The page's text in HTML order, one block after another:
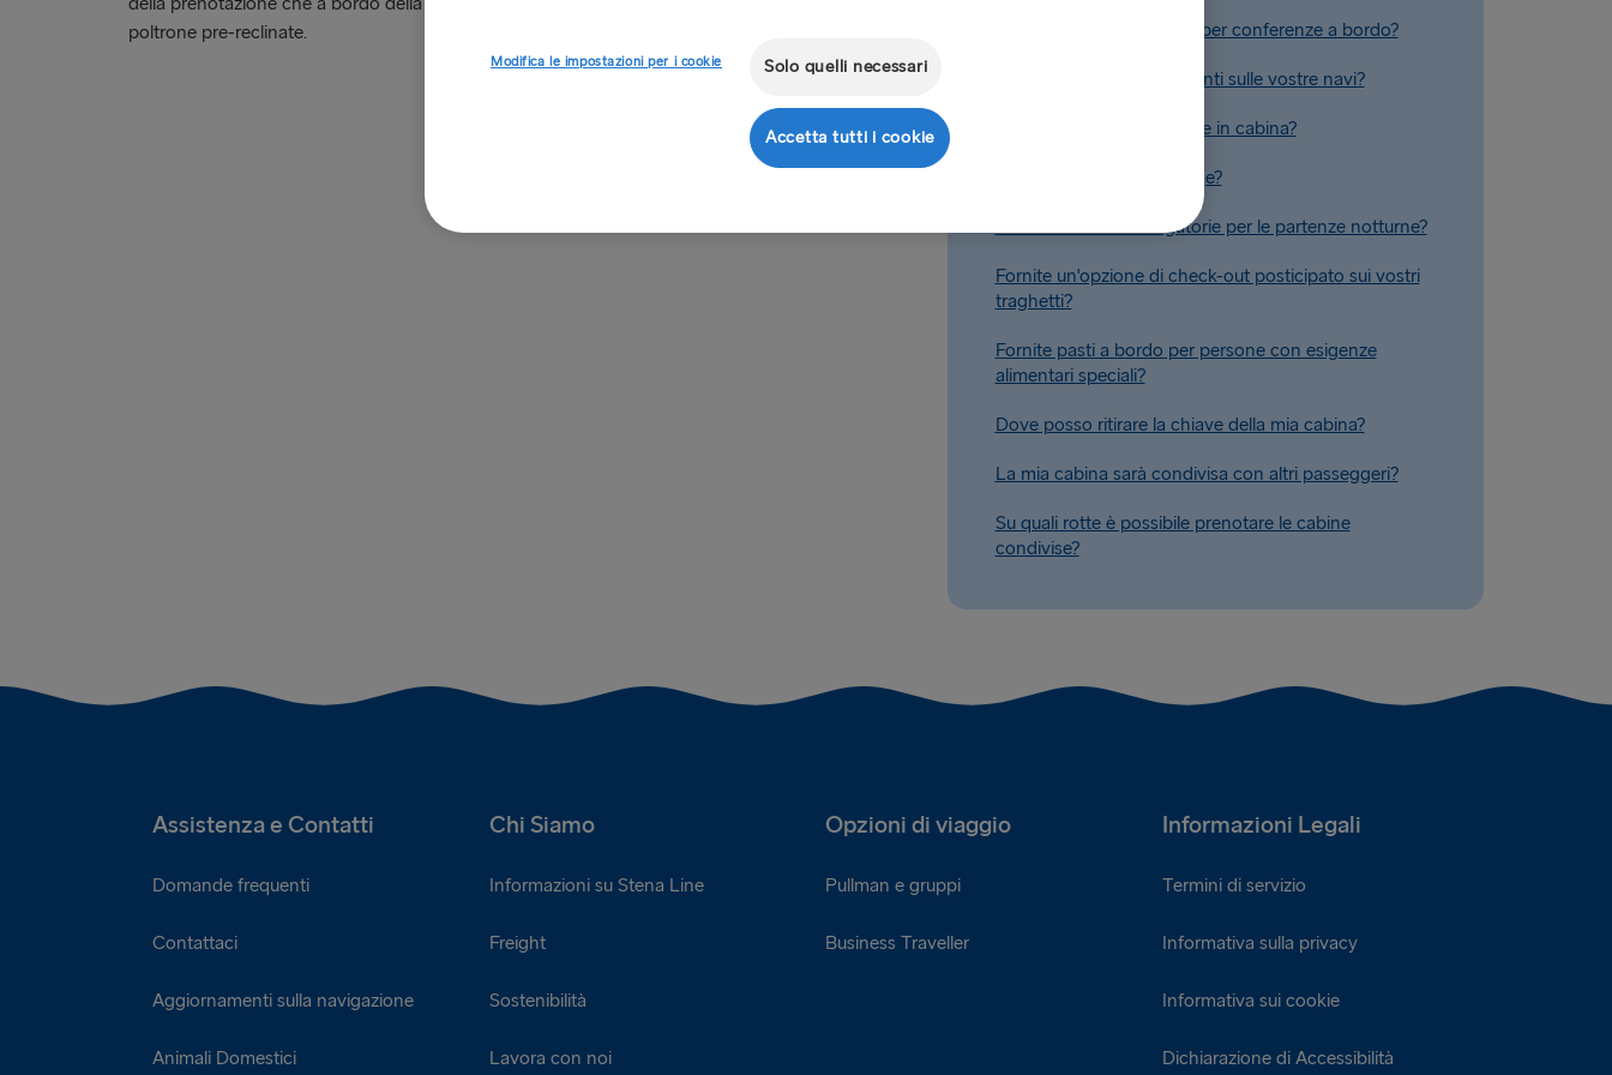
poltrone pre-reclinate.
Sono disponibili strutture per conferenze a bordo?
Quali strutture sono presenti sulle vostre navi?
Quali strutture sono fornite in cabina?
Cos’è la Stena Plus Lounge?
Le cabine sono obbligatorie per le partenze notturne?
Fornite un'opzione di check-out posticipato sui vostri
traghetti?
Fornite pasti a bordo per persone con esigenze
alimentari speciali?
Dove posso ritirare la chiave della mia cabina?
La mia cabina sarà condivisa con altri passeggeri?
Su quali rotte è possibile prenotare le cabine
condivise?
Assistenza e Contatti Chi Siamo Opzioni di viaggio Informazioni Legali
Domande frequenti
Contattaci
Aggiornamenti sulla navigazione
Animali Domestici
Informazioni su Stena Line
Freight
Sostenibilità
Lavora con noi
Pullman e gruppi
Business Traveller
Termini di servizio
Informativa sulla privacy
Informativa sui cookie
Dichiarazione di Accessibilità
Modifica le impostazioni per i cookie Solo quelli necessari
Accetta tutti i cookie